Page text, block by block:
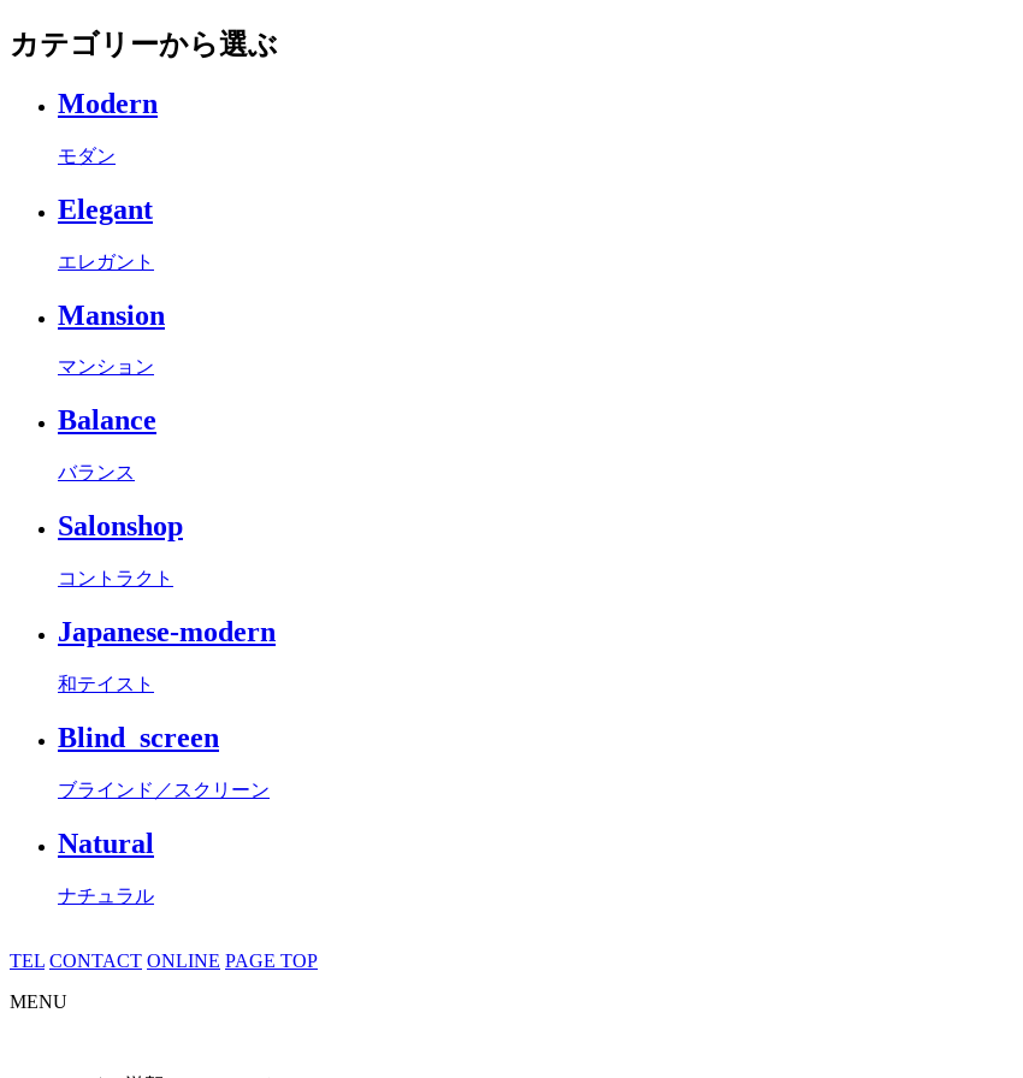
カテゴリーから選ぶ
Modern
モダン
Elegant
エレガント
Mansion
マンション
Balance
バランス
Salonshop
コントラクト
Japanese-modern
和テイスト
Blind_screen
ブラインド／スクリーン
Natural
ナチュラル
TEL CONTACT ONLINE PAGE TOP
MENU